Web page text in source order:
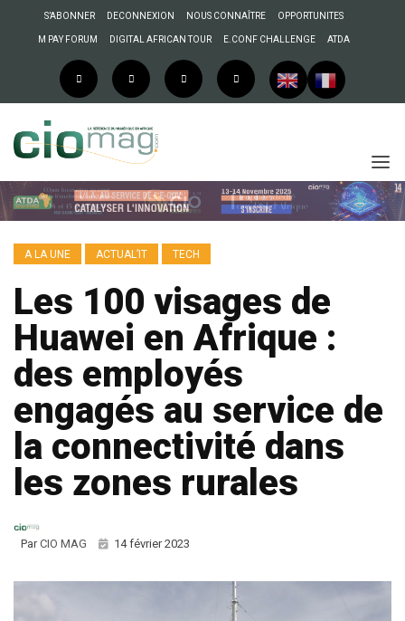
S’ABONNER DECONNEXION NOUS CONNAÎTRE OPPORTUNITES
M PAY FORUM DIGITAL AFRICAN TOUR E.CONF CHALLENGE ATDA
A LA UNE ACTUAL’IT TECH
Les 100 visages de
Huawei en Afrique :
des employés
engagés au service de
la connectivité dans
les zones rurales
ParCIO MAG 14 février 2023